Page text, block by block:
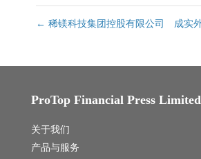
← 稀镁科技集团控股有限公司 成实
ProTop Financial Press Limited
关于我们
产品与服务